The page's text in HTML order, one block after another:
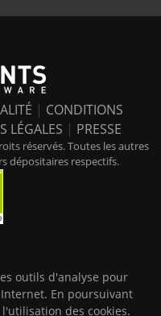
| CONDITIONS
LÉGALES | PRESSE
réservés. Toutes les autres
dépositaires respectifs.
outils d'analyse pour
En poursuivant
des cookies.